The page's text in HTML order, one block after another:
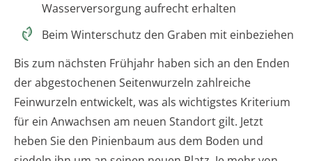
Wasserversorgung aufrecht erhalten
Beim Winterschutz den Graben mit einbeziehen
Bis zum nächsten Frühjahr haben sich an den Enden
der abgestochenen Seitenwurzeln zahlreiche
Feinwurzeln entwickelt, was als wichtigstes Kriterium
für ein Anwachsen am neuen Standort gilt. Jetzt
heben Sie den Pinienbaum aus dem Boden und